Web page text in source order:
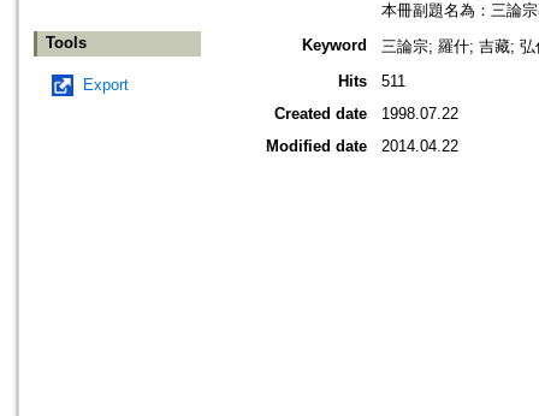
Tools
Export
本冊副題名為：三論
Keyword
三論宗; 羅什; 吉藏; 弘
Hits
511
Created date
1998.07.22
Modified date
2014.04.22